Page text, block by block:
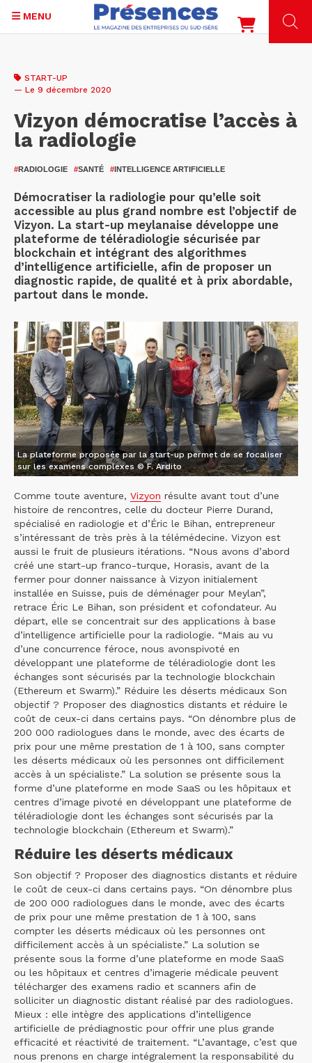
contenu
MENU
START-UP
— Le 9 décembre 2020
Vizyon démocratise l’accès à
la radiologie
#RADIOLOGIE #SANTÉ #INTELLIGENCE ARTIFICIELLE
Démocratiser la radiologie pour qu’elle soit
accessible au plus grand nombre est l’objectif de
Vizyon. La start-up meylanaise développe une
plateforme de téléradiologie sécurisée par
blockchain et intégrant des algorithmes
d’intelligence artificielle, afin de proposer un
diagnostic rapide, de qualité et à prix abordable,
partout dans le monde.
La plateforme proposée par la start-up permet de se focaliser
sur les examens complexes © F. Ardito
Comme toute aventure, Vizyon résulte avant tout d’une
histoire de rencontres, celle du docteur Pierre Durand,
spécialisé en radiologie et d’Éric le Bihan, entrepreneur
s’intéressant de très près à la télémédecine. Vizyon est
aussi le fruit de plusieurs itérations. “Nous avons d’abord
créé une start-up franco-turque, Horasis, avant de la
fermer pour donner naissance à Vizyon initialement
installée en Suisse, puis de déménager pour Meylan”,
retrace Éric Le Bihan, son président et cofondateur. Au
départ, elle se concentrait sur des applications à base
d’intelligence artificielle pour la radiologie. “Mais au vu
d’une concurrence féroce, nous avonspivoté en
développant une plateforme de téléradiologie dont les
échanges sont sécurisés par la technologie blockchain
(Ethereum et Swarm).” Réduire les déserts médicaux Son
objectif ? Proposer des diagnostics distants et réduire le
coût de ceux-ci dans certains pays. “On dénombre plus de
200 000 radiologues dans le monde, avec des écarts de
prix pour une même prestation de 1 à 100, sans compter
les déserts médicaux où les personnes ont difficilement
accès à un spécialiste.” La solution se présente sous la
forme d’une plateforme en mode SaaS ou les hôpitaux et
centres d’image pivoté en développant une plateforme de
téléradiologie dont les échanges sont sécurisés par la
technologie blockchain (Ethereum et Swarm).”
Réduire les déserts médicaux
Son objectif ? Proposer des diagnostics distants et réduire
le coût de ceux-ci dans certains pays. “On dénombre plus
de 200 000 radiologues dans le monde, avec des écarts
de prix pour une même prestation de 1 à 100, sans
compter les déserts médicaux où les personnes ont
difficilement accès à un spécialiste.” La solution se
présente sous la forme d’une plateforme en mode SaaS
ou les hôpitaux et centres d’imagerie médicale peuvent
télécharger des examens radio et scanners afin de
solliciter un diagnostic distant réalisé par des radiologues.
Mieux : elle intègre des applications d’intelligence
artificielle de prédiagnostic pour offrir une plus grande
efficacité et réactivité de traitement. “L’avantage, c’est que
nous prenons en charge intégralement la responsabilité du